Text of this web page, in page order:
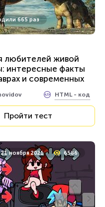
665 раз
любителей живой
интересные факты
и современных
HTML - код
Пройти тест
21 ноября 2021 6586